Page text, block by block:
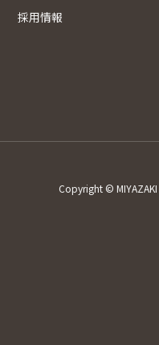
採用情報
Copyright ©